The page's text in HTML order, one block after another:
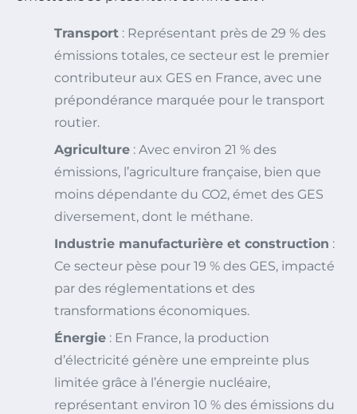
Transport : Représentant près de 29 % des
émissions totales, ce secteur est le premier
contributeur aux GES en France, avec une
prépondérance marquée pour le transport
routier.
Agriculture : Avec environ 21 % des
émissions, l’agriculture française, bien que
moins dépendante du CO2, émet des GES
diversement, dont le méthane.
Industrie manufacturière et construction :
Ce secteur pèse pour 19 % des GES, impacté
par des réglementations et des
transformations économiques.
Énergie : En France, la production
d’électricité génère une empreinte plus
limitée grâce à l’énergie nucléaire,
représentant environ 10 % des émissions du